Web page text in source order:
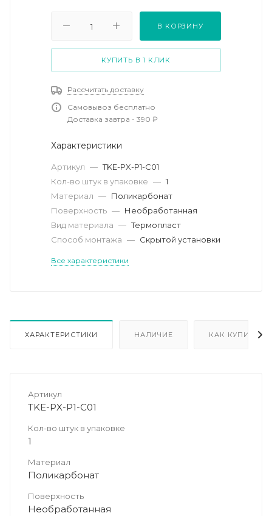
В КОРЗИНУ
КУПИТЬ В 1 КЛИК
Рассчитать доставку
Самовывоз бесплатно
Доставка завтра - 390 ₽
Характеристики
Артикул — TKE-PX-P1-C01
Кол-во штук в упаковке — 1
Материал — Поликарбонат
Поверхность — Необработанная
Вид материала — Термопласт
Способ монтажа — Скрытой установки
Все характеристики
ХАРАКТЕРИСТИКИ НАЛИЧИЕ КАК КУПИТЬ
Артикул
TKE-PX-P1-C01
Кол-во штук в упаковке
1
Материал
Поликарбонат
Поверхность
Необработанная